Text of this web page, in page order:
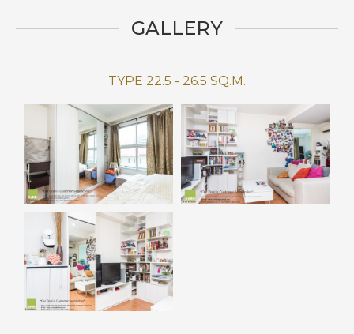
GALLERY
TYPE 22.5 - 26.5 SQ.M.